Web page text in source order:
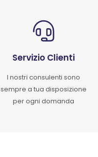
Servizio Clienti
I nostri consulenti sono
sempre a tua disposizione
per ogni domanda